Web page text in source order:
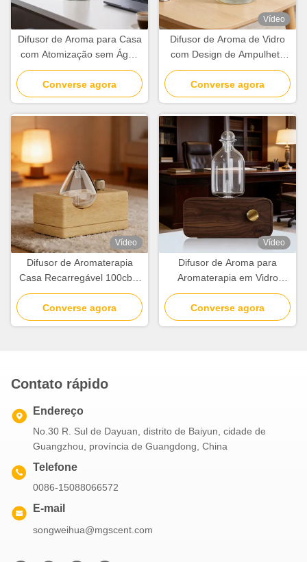
Difusor de Aroma para Casa
com Atomização sem Água
Difusor de Aroma Moderno
Minimalista
Converse agora
Vídeo
Difusor de Aroma de Vidro
com Design de Ampulheta
para Casa Difusor de
Fragrância Branco para
Escritório
Converse agora
Vídeo
Difusor de Aromaterapia
Casa Recarregável 100cbm
Cobertura Com Controle de
Iluminação Independente
Converse agora
Vídeo
Difusor de Aroma para
Aromaterapia em Vidro
Soprado à Mão com
Preservação de Grão de
Madeira Natural
Converse agora
Contato rápido
Endereço
No.30 R. Sul de Dayuan, distrito de Baiyun, cidade de
Guangzhou, província de Guangdong, China
Telefone
0086-15088066572
E-mail
songweihua@mgscent.com